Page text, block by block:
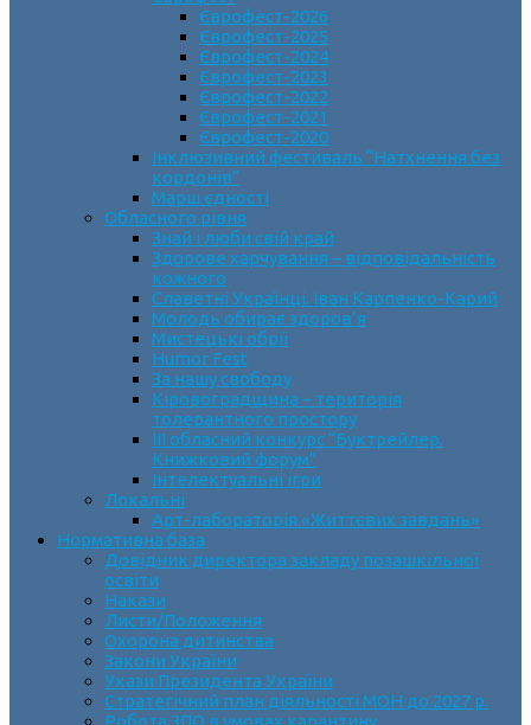
Єврофест-2026
Єврофест-2025
Єврофест-2024
Єврофест-2023
Єврофест-2022
Єврофест-2021
Єврофест-2020
Інклюзивний фестиваль “Натхнення без
кордонів”
Марш єдності
Обласного рівня
Знай і люби свій край
Здорове харчування – відповідальність
кожного
Славетні Українці. Іван Карпенко-Карий
Молодь обирає здоров’я
Мистецькі обрії
Humor Fest
За нашу свободу
Кіровоградщина – територія
толерантного простору
ІII обласний конкурс “Буктрейлер.
Книжковий форум”
Інтелектуальні ігри
Локальні
Арт-лабораторія «Життєвих завдань»
Нормативна база
Довідник директора закладу позашкільної
освіти
Накази
Листи/Положення
Охорона дитинства
Закони України
Укази Президента України
Стратегічний план діяльності МОН до 2027 р.
Робота ЗПО в умовах карантину